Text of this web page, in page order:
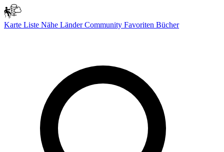
Karte Liste Nähe LänderCommunity Favoriten Bücher